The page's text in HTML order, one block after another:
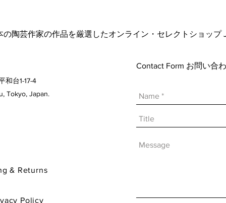
陶芸作家の作品を厳選したオンライン・セレクトショップ
和台1-17-4
Japan.
& Returns
Policy
Contact Form お問い合